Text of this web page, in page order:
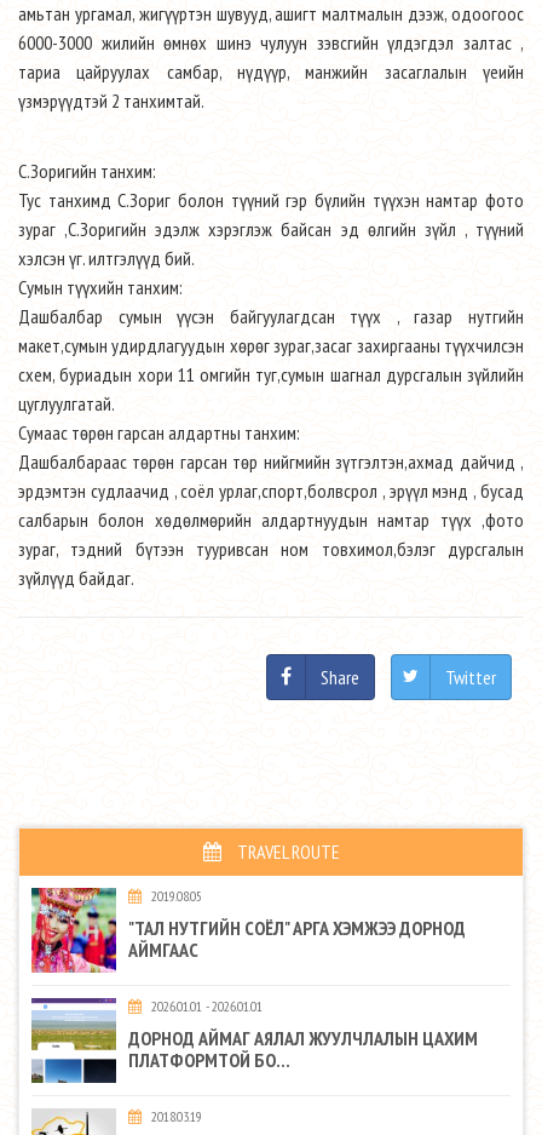
амьтан ургамал, жигүүртэн шувууд, ашигт малтмалын дээж, одоогоос
6000-3000 жилийн өмнөх шинэ чулуун зэвсгийн үлдэгдэл залтас ,
тариа цайруулах самбар, нүдүүр, манжийн засаглалын үеийн
үзмэрүүдтэй 2 танхимтай.
С.Зоригийн танхим:
Тус танхимд С.Зориг болон түүний гэр бүлийн түүхэн намтар фото
зураг ,С.Зоригийн эдэлж хэрэглэж байсан эд өлгийн зүйл , түүний
хэлсэн үг. илтгэлүүд бий.
Сумын түүхийн танхим:
Дашбалбар сумын үүсэн байгуулагдсан түүх , газар нутгийн
макет,сумын удирдлагуудын хөрөг зураг,засаг захиргааны түүхчилсэн
схем, буриадын хори 11 омгийн туг,сумын шагнал дурсгалын зүйлийн
цуглуулгатай.
Сумаас төрөн гарсан алдартны танхим:
Дашбалбараас төрөн гарсан төр нийгмийн зүтгэлтэн,ахмад дайчид ,
эрдэмтэн судлаачид , соёл урлаг,спорт,болвсрол , эрүүл мэнд , бусад
салбарын болон хөдөлмөрийн алдартнуудын намтар түүх ,фото
зураг, тэдний бүтээн тууривсан ном товхимол,бэлэг дурсгалын
зүйлүүд байдаг.
Share Twitter
TRAVEL ROUTE
2019.08.05
"ТАЛ НУТГИЙН СОЁЛ" АРГА ХЭМЖЭЭ ДОРНОД
АЙМГААС
2026.01.01 - 2026.01.01
ДОРНОД АЙМАГ АЯЛАЛ ЖУУЛЧЛАЛЫН ЦАХИМ
ПЛАТФОРМТОЙ БО...
2018.03.19